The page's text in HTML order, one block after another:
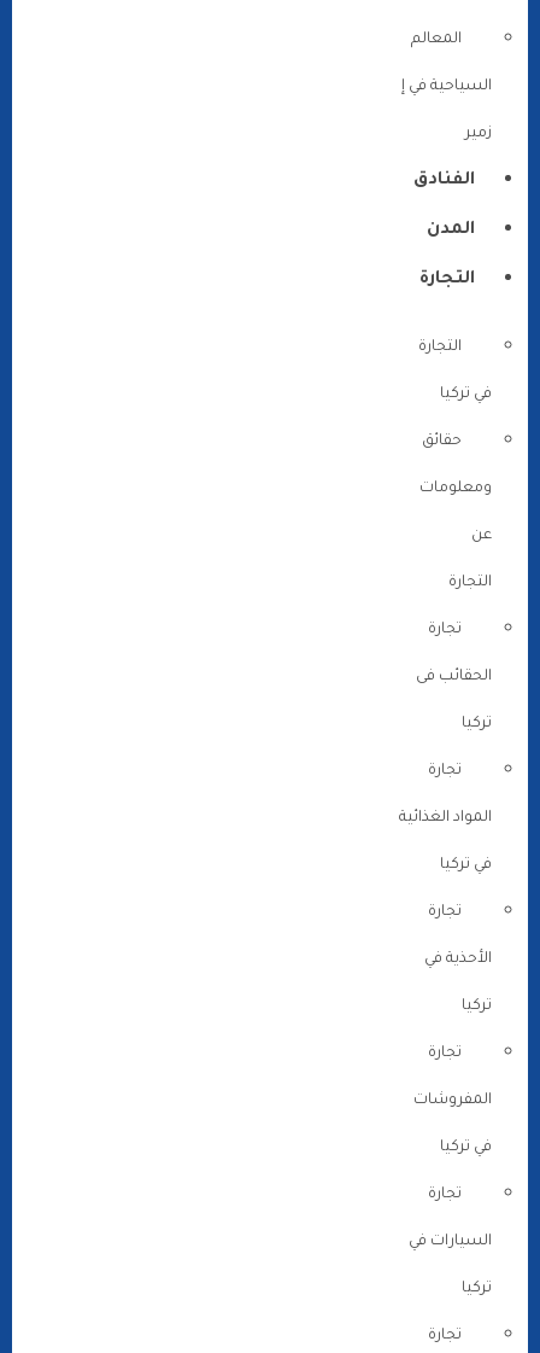
المعالم
السياحية في إ
زمير
الفنادق
المدن
التجارة
التجارة
في تركيا
حقائق
ومعلومات
عن
التجارة
تجارة
الحقائب فى
تركيا
تجارة
المواد الغذائية
في تركيا
تجارة
الأحذية في
تركيا
تجارة
المفروشات
في تركيا
تجارة
السيارات في
تركيا
تجارة